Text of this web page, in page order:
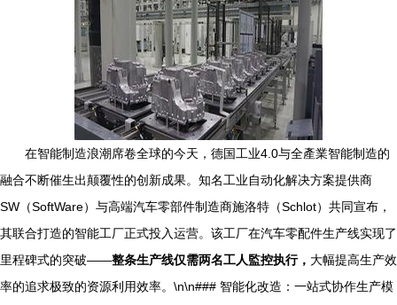
在智能制造浪潮席卷全球的今天，德国工业4.0与全產業智能制造的
融合不断催生出颠覆性的创新成果。知名工业自动化解决方案提供商
SW（SoftWare）与高端汽车零部件制造商施洛特（Schlot）共同宣布，
其联合打造的智能工厂正式投入运营。该工厂在汽车零配件生产线实现了
里程碑式的突破——整条生产线仅需两名工人監控执行， 大幅提高生产效
率的追求极致的资源利用效率。\n\n### 智能化改造：一站式协作生产模